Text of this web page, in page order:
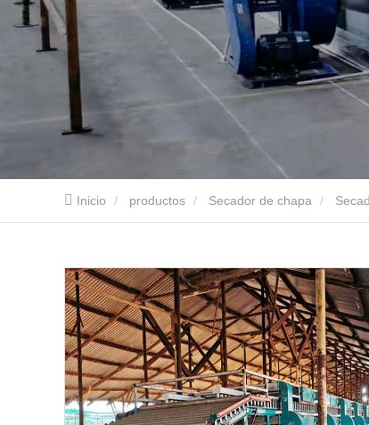
Inicio productos Secador de chapa